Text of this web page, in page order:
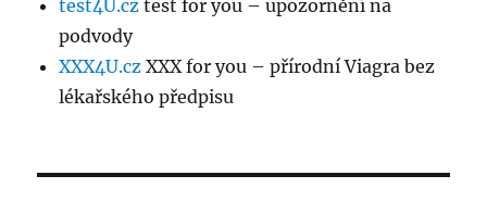
test4U.cz test for you – upozornění na
podvody
XXX4U.cz XXX for you – přírodní Viagra bez
lékařského předpisu